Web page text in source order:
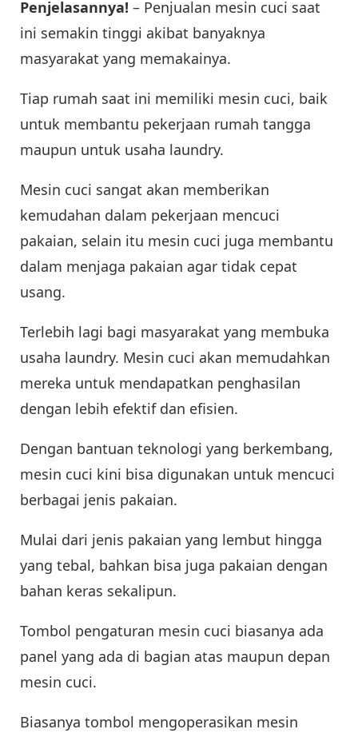
Penjelasannya! – Penjualan mesin cuci saat
ini semakin tinggi akibat banyaknya
masyarakat yang memakainya.
Tiap rumah saat ini memiliki mesin cuci, baik
untuk membantu pekerjaan rumah tangga
maupun untuk usaha laundry.
Mesin cuci sangat akan memberikan
kemudahan dalam pekerjaan mencuci
pakaian, selain itu mesin cuci juga membantu
dalam menjaga pakaian agar tidak cepat
usang.
Terlebih lagi bagi masyarakat yang membuka
usaha laundry. Mesin cuci akan memudahkan
mereka untuk mendapatkan penghasilan
dengan lebih efektif dan efisien.
Dengan bantuan teknologi yang berkembang,
mesin cuci kini bisa digunakan untuk mencuci
berbagai jenis pakaian.
Mulai dari jenis pakaian yang lembut hingga
yang tebal, bahkan bisa juga pakaian dengan
bahan keras sekalipun.
Tombol pengaturan mesin cuci biasanya ada
panel yang ada di bagian atas maupun depan
mesin cuci.
Biasanya tombol mengoperasikan mesin